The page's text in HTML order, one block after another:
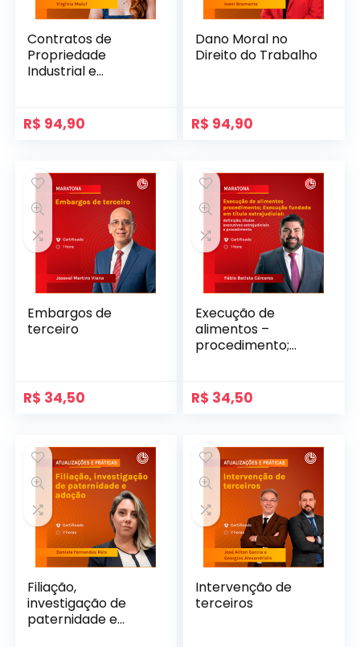
Contratos de
Propriedade
Industrial e
Fashion Law
R$ 94,90
Dano Moral no
Direito do Trabalho
R$ 94,90
Embargos de
terceiro
R$ 34,50
Execução de
alimentos –
procedimento;
extrajudicial:
definição; títulos
procedimento
R$ 34,50
Filiação,
investigação de
paternidade e
Intervenção de
terceiros